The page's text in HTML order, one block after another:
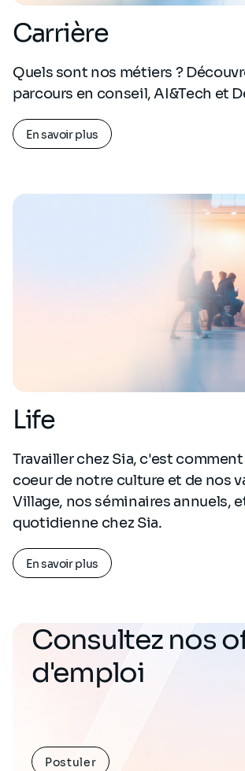
Carrière
Quels sont nos métiers ?
parcours en conseil, AI&Tech et
En savoir plus
Life
Travailler chez Sia, c'est comment
coeur de notre culture et de nos
Village, nos séminaires annuels,
quotidienne chez Sia.
En savoir plus
Consultez nos
d'emploi
Postuler